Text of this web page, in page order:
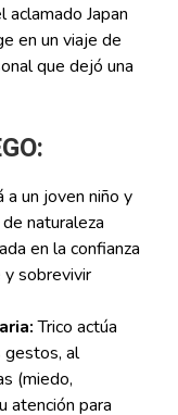
Japan
en un viaje de
que dejó una
a un joven niño y
naturaleza
en la confianza
y sobrevivir
Trico actúa
gestos, al
(miedo,
atención para